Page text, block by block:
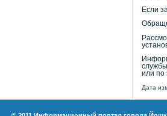
Если
или по
Дата